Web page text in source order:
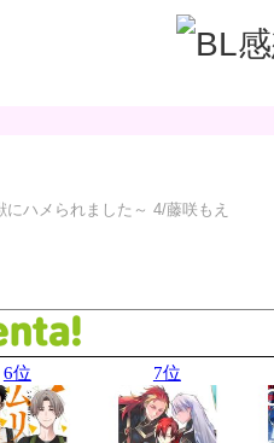
ハメられました～ 4/藤咲もえ